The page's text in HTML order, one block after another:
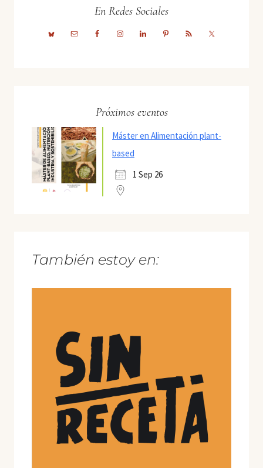
En Redes Sociales
Próximos eventos
Máster en Alimentación plant-
based
1 Sep 26
También estoy en: